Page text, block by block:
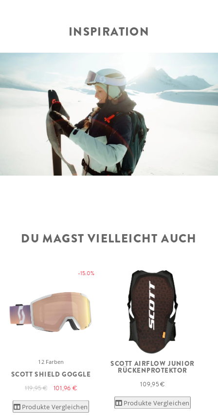
INSPIRATION
DU MAGST VIELLEICHT AUCH
-15.0%
12 Farben
SCOTT SHIELD GOGGLE
119,95 € 101,96 €
Produkte Vergleichen
SCOTT AIRFLOW JUNIOR
RÜCKENPROTEKTOR
109,95 €
Produkte Vergleichen